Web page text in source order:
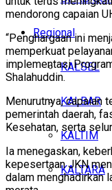
Regional
KALSEL
KALBAR
KALTIM
KALTARA
mendorong capaian
“Penghargaan ini
memperkuat
implementasi
Shalahuddin.
Menurutnya, capaian
pemerintah daerah,
Kesehatan, serta
Ia menegaskan,
kepesertaan JKN
dalam menghadirkan